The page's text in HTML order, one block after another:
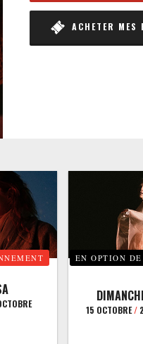
ACHETER MES
EN OPTION
15 OCTOBRE/